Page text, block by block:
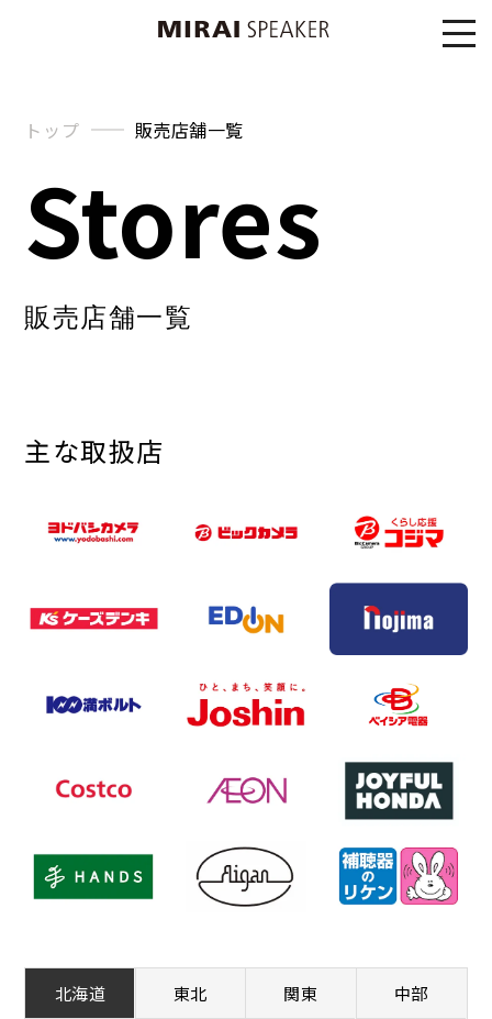
トップ 販売店舗一覧
Stores
販売店舗一覧
主な取扱店
北海道 東北 関東 中部